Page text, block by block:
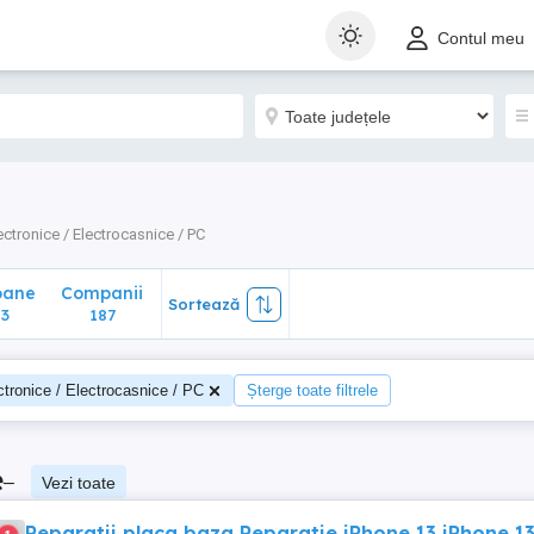
Contul meu
/ Electrocasnice / PC
Companii
187
Sortează
/ Electrocasnice / PC Șterge toate filtrele
– Vezi toate